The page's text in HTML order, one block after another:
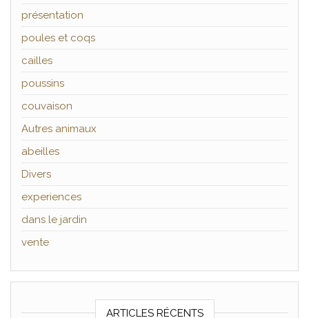
présentation
poules et coqs
cailles
poussins
couvaison
Autres animaux
abeilles
Divers
experiences
dans le jardin
vente
ARTICLES RÉCENTS